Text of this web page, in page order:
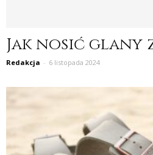
Jak nosić glany
Redakcja - 6 listopada 2024